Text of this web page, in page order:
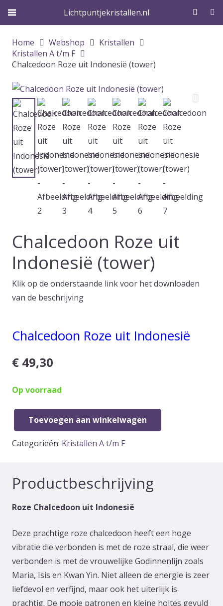
Lichtpuntjekristallen.nl
Home Webshop
Kristallen
Kristallen A t/m F
Chalcedoon Roze uit Indonesië (tower)
Chalcedoon Roze uit
Indonesië (tower)
Klik op de onderstaande link voor het downloaden
van de beschrijving
Chalcedoon Roze uit Indonesië
€ 49,30
Op voorraad
Chalcedoon
Roze
(tower)
Toevoegen aan winkelwagen
Categorieën: Kristallen A t/m F
Productbeschrijving
Roze Chalcedoon uit Indonesië
Deze prachtige roze chalcedoon heeft een hoge
vibratie die verbonden is met de roze straal, die weer
verbonden is met de vrouwelijke Godinnenlijn zoals
Maria, Isis en Kwan Yin. Niet alleen de energie is zeer
liefdevol en verfijnd, maar ook het uiterlijk is
prachtig. De mooie patronen en kleine holtes gevuld